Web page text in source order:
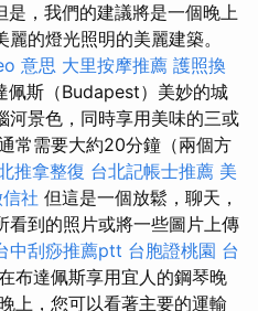
是，我們的建議將是一個晚上
的燈光照明的美麗建築。
意思 大里按摩推薦 護照換
佩斯（Budapest）美妙的城
河景色，同時享用美味的三或
常需要大約20分鐘（兩個方
推拿整復 台北記帳士推薦 美
社 但這是一個放鬆，聊天，
看到的照片或將一些圖片上傳
中刮痧推薦ptt 台胞證桃園 台
布達佩斯享用宜人的鋼琴晚
上，您可以看著主要的運輸